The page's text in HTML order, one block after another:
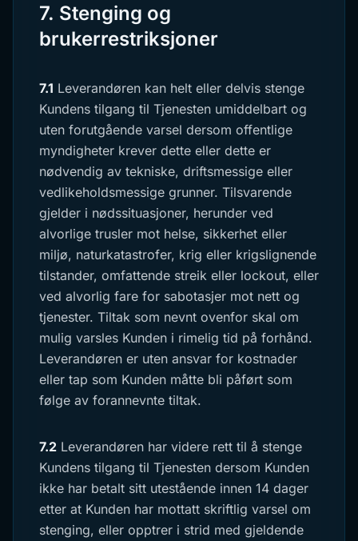
7. Stenging og
brukerrestriksjoner
7.1 Leverandøren kan helt eller delvis stenge
Kundens tilgang til Tjenesten umiddelbart og
uten forutgående varsel dersom offentlige
myndigheter krever dette eller dette er
nødvendig av tekniske, driftsmessige eller
vedlikeholdsmessige grunner. Tilsvarende
gjelder i nødssituasjoner, herunder ved
alvorlige trusler mot helse, sikkerhet eller
miljø, naturkatastrofer, krig eller krigslignende
tilstander, omfattende streik eller lockout, eller
ved alvorlig fare for sabotasjer mot nett og
tjenester. Tiltak som nevnt ovenfor skal om
mulig varsles Kunden i rimelig tid på forhånd.
Leverandøren er uten ansvar for kostnader
eller tap som Kunden måtte bli påført som
følge av forannevnte tiltak.
7.2 Leverandøren har videre rett til å stenge
Kundens tilgang til Tjenesten dersom Kunden
ikke har betalt sitt utestående innen 14 dager
etter at Kunden har mottatt skriftlig varsel om
stenging, eller opptrer i strid med gjeldende